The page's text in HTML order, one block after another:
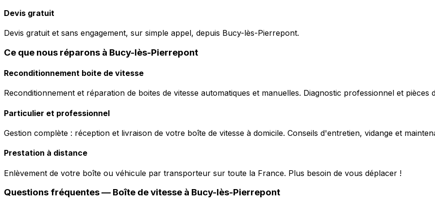
Devis gratuit
Devis gratuit et sans engagement, sur simple appel, depuis Bucy-lès-Pierrepont.
Ce que nous réparons à Bucy-lès-Pierrepont
Reconditionnement boite de vitesse
Reconditionnement et réparation de boites de vitesse automatiques et manuelles. Diagnostic professionnel et pièces
Particulier et professionnel
Gestion complète : réception et livraison de votre boîte de vitesse à domicile. Conseils d'entretien, vidange et
Prestation à distance
Enlèvement de votre boîte ou véhicule par transporteur sur toute la France. Plus besoin de vous déplacer !
Questions fréquentes — Boîte de vitesse à Bucy-lès-Pierrepont